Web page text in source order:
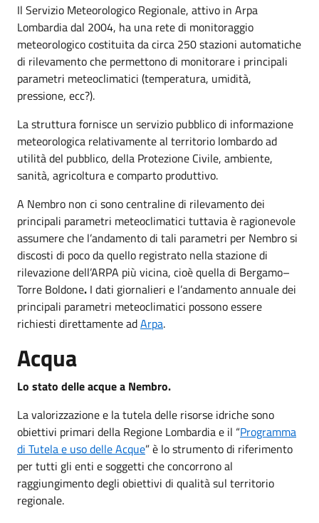
Il Servizio Meteorologico Regionale, attivo in Arpa
Lombardia dal 2004, ha una rete di monitoraggio
meteorologico costituita da circa 250 stazioni automatiche
di rilevamento che permettono di monitorare i principali
parametri meteoclimatici (temperatura, umidità,
pressione, ecc?).
La struttura fornisce un servizio pubblico di informazione
meteorologica relativamente al territorio lombardo ad
utilità del pubblico, della Protezione Civile, ambiente,
sanità, agricoltura e comparto produttivo.
A Nembro non ci sono centraline di rilevamento dei
principali parametri meteoclimatici tuttavia è ragionevole
assumere che l’andamento di tali parametri per Nembro si
discosti di poco da quello registrato nella stazione di
rilevazione dell’ARPA più vicina, cioè quella di Bergamo–
Torre Boldone. I dati giornalieri e l’andamento annuale dei
principali parametri meteoclimatici possono essere
richiesti direttamente adArpa.
Acqua
Lo stato delle acque a Nembro.
La valorizzazione e la tutela delle risorse idriche sono
obiettivi primari della Regione Lombardia e il “Programma
di Tutela e uso delle Acque” è lo strumento di riferimento
per tutti gli enti e soggetti che concorrono al
raggiungimento degli obiettivi di qualità sul territorio
regionale.